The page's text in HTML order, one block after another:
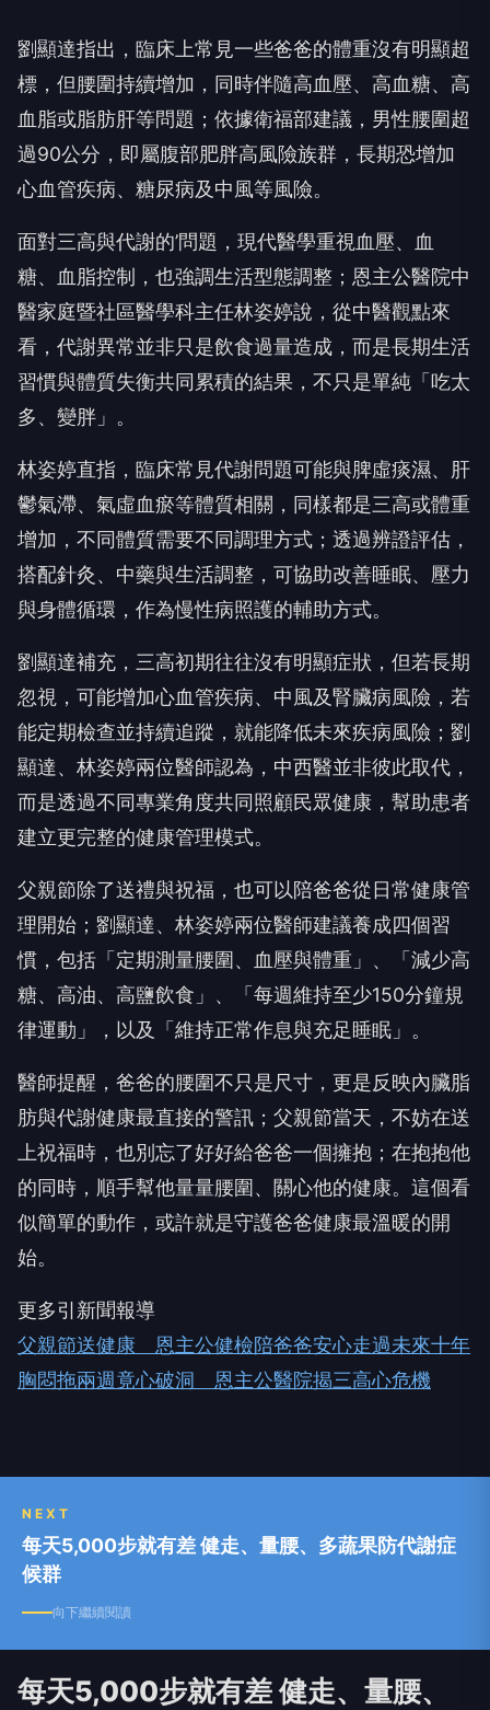
劉顯達指出，臨床上常見一些爸爸的體重沒有明顯超
標，但腰圍持續增加，同時伴隨高血壓、高血糖、高
血脂或脂肪肝等問題；依據衛福部建議，男性腰圍超
過90公分，即屬腹部肥胖高風險族群，長期恐增加
心血管疾病、糖尿病及中風等風險。
面對三高與代謝的’問題，現代醫學重視血壓、血
糖、血脂控制，也強調生活型態調整；恩主公醫院中
醫家庭暨社區醫學科主任林姿婷說，從中醫觀點來
看，代謝異常並非只是飲食過量造成，而是長期生活
習慣與體質失衡共同累積的結果，不只是單純「吃太
多、變胖」。
林姿婷直指，臨床常見代謝問題可能與脾虛痰濕、肝
鬱氣滯、氣虛血瘀等體質相關，同樣都是三高或體重
增加，不同體質需要不同調理方式；透過辨證評估，
搭配針灸、中藥與生活調整，可協助改善睡眠、壓力
與身體循環，作為慢性病照護的輔助方式。
劉顯達補充，三高初期往往沒有明顯症狀，但若長期
忽視，可能增加心血管疾病、中風及腎臟病風險，若
能定期檢查並持續追蹤，就能降低未來疾病風險；劉
顯達、林姿婷兩位醫師認為，中西醫並非彼此取代，
而是透過不同專業角度共同照顧民眾健康，幫助患者
建立更完整的健康管理模式。
父親節除了送禮與祝福，也可以陪爸爸從日常健康管
理開始；劉顯達、林姿婷兩位醫師建議養成四個習
慣，包括「定期測量腰圍、血壓與體重」、「減少高
糖、高油、高鹽飲食」、「每週維持至少150分鐘規
律運動」，以及「維持正常作息與充足睡眠」。
醫師提醒，爸爸的腰圍不只是尺寸，更是反映內臟脂
肪與代謝健康最直接的警訊；父親節當天，不妨在送
上祝福時，也別忘了好好給爸爸一個擁抱；在抱抱他
的同時，順手幫他量量腰圍、關心他的健康。這個看
似簡單的動作，或許就是守護爸爸健康最溫暖的開
始。
更多引新聞報導
父親節送健康 恩主公健檢陪爸爸安心走過未來十年
胸悶拖兩週竟心破洞 恩主公醫院揭三高心危機
NEXT
每天5,000步就有差 健走、量腰、多蔬果防代謝症
候群
向下繼續閱讀
每天5,000步就有差 健走、量腰、